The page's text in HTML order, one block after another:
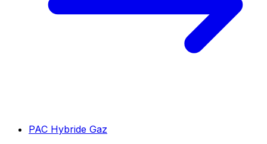
PAC Hybride Gaz